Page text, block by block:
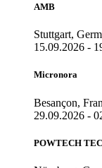
AMB
Stuttgart,
15.09.2026 -
Micronora
Besançon,
29.09.2026 -
POWTECH